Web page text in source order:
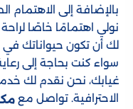
بالإضافة إلى الاهتمام
نولي اهتمامًا خاصًا
لك أن تكون حيواناتك
سواء كنت بحاجة إلى
غيابك، نحن نقدم لك
الاحترافية. تواصل مع